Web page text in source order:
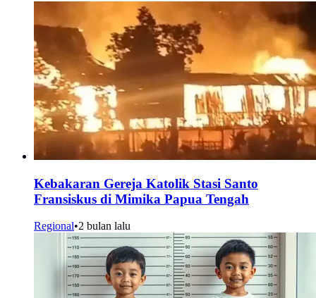
Kebakaran Gereja Katolik Stasi Santo
Fransiskus di Mimika Papua Tengah
Regional•2 bulan lalu